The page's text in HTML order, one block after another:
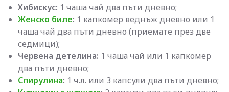
Хибискус: 1 чаша чай два пъти дневно;
Женско биле: 1 капкомер веднъж дневно или 1
чаша чай два пъти дневно (приемате през две
седмици);
Червена детелина: 1 чаша чай или 1 капкомер
два пъти дневно;
Спирулина: 1 ч.л. или 3 капсули два пъти дневно;